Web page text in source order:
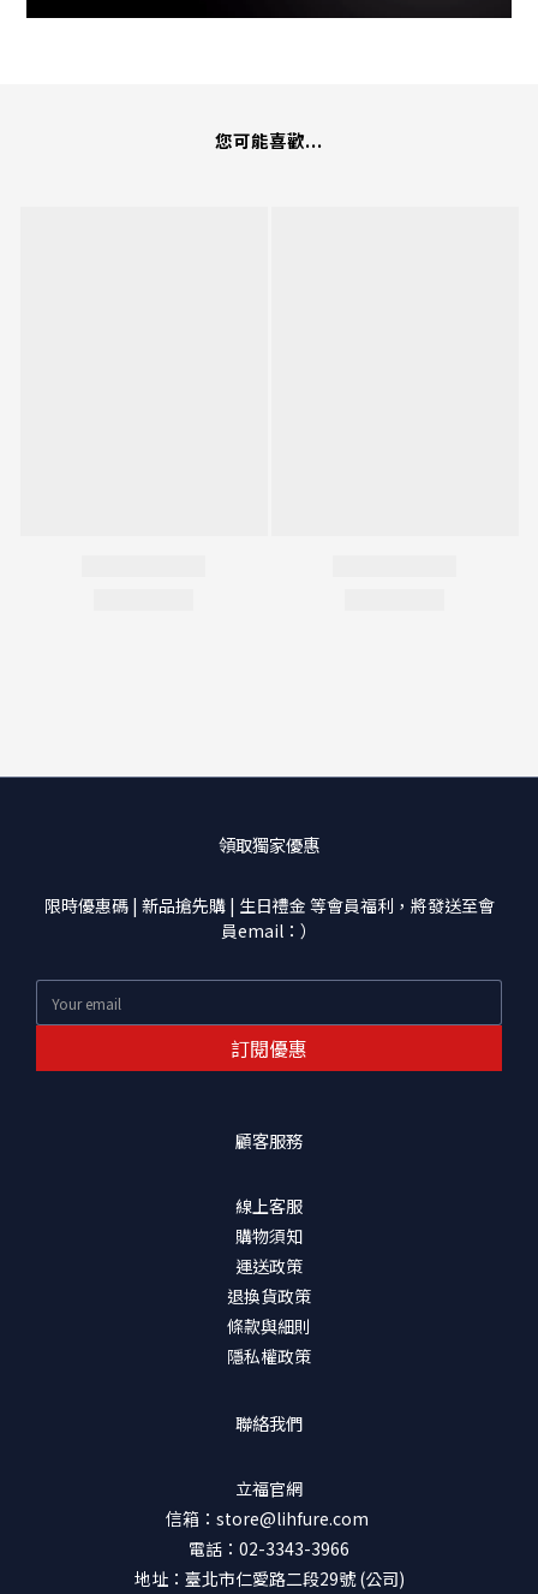
您可能喜歡...
領取獨家優惠
限時優惠碼 | 新品搶先購 | 生日禮金 等會員福利，將發送至會
員email：）
訂閱優惠
顧客服務
線上客服
購物須知
運送政策
退換貨政策
條款與細則
隱私權政策
聯絡我們
立福官網
信箱：store@lihfure.com
電話：02-3343-3966
地址：臺北市仁愛路二段29號 (公司)